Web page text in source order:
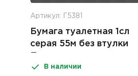
Артикул: Г5381
Бумага туалетная 1сл
серая 55м без втулки
В наличии